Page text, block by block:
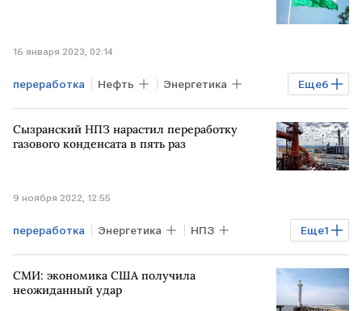
16 января 2023, 02:14
Еще6
переработка Нефть Энергетика
Экономика Мировая экономика
ЕС дизельное топливо
Сызранский НПЗ нарастил переработку
газового конденсата в пять раз
9 ноября 2022, 12:55
Еще1
переработка Энергетика НПЗ
газовый конденсат
СМИ: экономика США получила
неожиданный удар